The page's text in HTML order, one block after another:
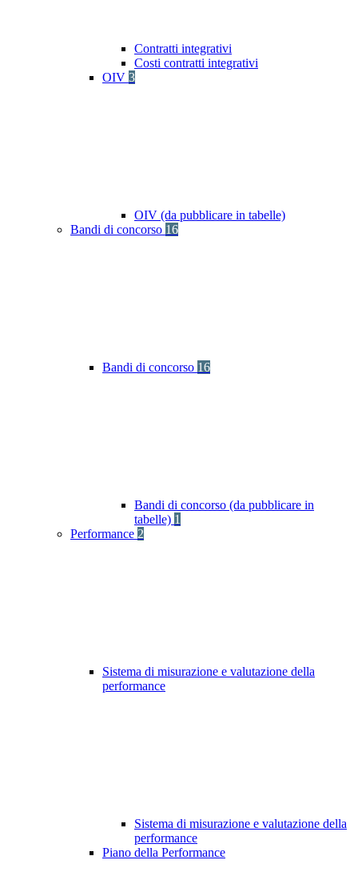
Contratti integrativi
Costi contratti integrativi
OIV 3
OIV (da pubblicare in tabelle)
Bandi di concorso 16
Bandi di concorso 16
Bandi di concorso (da pubblicare in
tabelle) 1
Performance 2
Sistema di misurazione e valutazione della
performance
Sistema di misurazione e valutazione della
performance
Piano della Performance